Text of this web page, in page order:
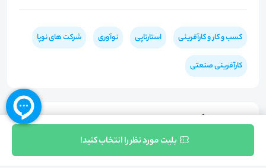
کسب و کار و کارآفرینی استارتاپی نوآوری شرکت های نوپا
کارآفرینی صنعتی
هشتگ‌ها
#توسعه #مالیات #تحقیق #حمایت #دانش‌بنیان
بلیت مورد نظر را انتخاب کنید!